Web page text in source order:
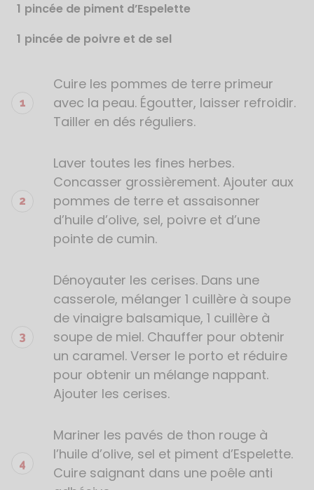
1 pincée de piment d’Espelette
1 pincée de poivre et de sel
de
Cuire les pommes de terre primeur
avec la peau. Égoutter, laisser refroidir.
Tailler en dés réguliers.
Laver toutes les fines herbes.
Concasser grossièrement. Ajouter aux
pommes de terre et assaisonner
d’huile d’olive, sel, poivre et d’une
pointe de cumin.
Dénoyauter les cerises. Dans une
casserole, mélanger 1 cuillère à soupe
de vinaigre balsamique, 1 cuillère à
soupe de miel. Chauffer pour obtenir
un caramel. Verser le porto et réduire
pour obtenir un mélange nappant.
Ajouter les cerises.
Mariner les pavés de thon rouge à
l’huile d’olive, sel et piment d’Espelette.
Cuire saignant dans une poêle anti